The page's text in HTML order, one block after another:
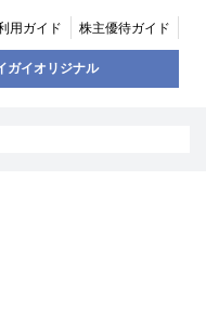
用ガイド 株主優待ガイド
ガイオリジナル